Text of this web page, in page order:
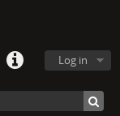
Log in